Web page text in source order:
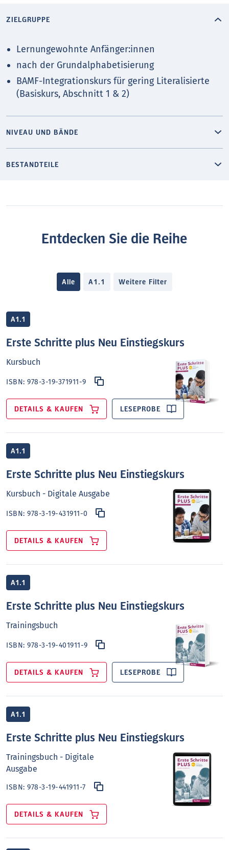
ZIELGRUPPE
Lernungewohnte Anfänger:innen
nach der Grundalphabetisierung
BAMF-Integrationskurs für gering Literalisierte
(Basiskurs, Abschnitt 1 & 2)
NIVEAU UND BÄNDE
BESTANDTEILE
Entdecken Sie die Reihe
Alle A1.1 Weitere Filter
A1.1
Erste Schritte plus Neu Einstiegskurs
Kursbuch
ISBN:978-3-19-371911-9
DETAILS & KAUFEN LESEPROBE
A1.1
Erste Schritte plus Neu Einstiegskurs
Kursbuch - Digitale Ausgabe
ISBN:978-3-19-431911-0
DETAILS & KAUFEN
A1.1
Erste Schritte plus Neu Einstiegskurs
Trainingsbuch
ISBN:978-3-19-401911-9
DETAILS & KAUFEN LESEPROBE
A1.1
Erste Schritte plus Neu Einstiegskurs
Trainingsbuch - Digitale
Ausgabe
ISBN:978-3-19-441911-7
DETAILS & KAUFEN